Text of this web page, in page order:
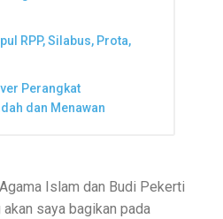
RPP, Silabus, Prota,
Perangkat
dan Menawan
Islam dan Budi Pekerti
saya bagikan pada